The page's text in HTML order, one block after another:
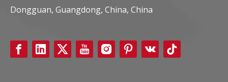
Dongguan, Guangdong, China, China